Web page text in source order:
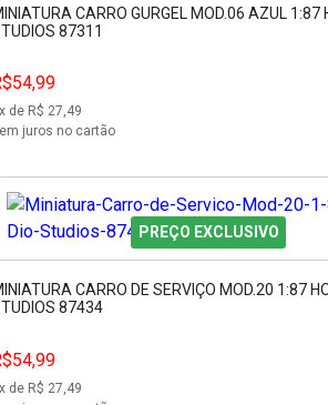
CARRO GURGEL MOD.06 AZUL 1:87
87311
x de R$ 27,49
juros no cartão
PREÇO EXCLUSIVO
CARRO DE SERVIÇO MOD.20 1:87
87434
x de R$ 27,49